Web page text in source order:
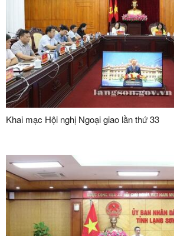
Khai mạc Hội nghị Ngoại giao lần thứ 33